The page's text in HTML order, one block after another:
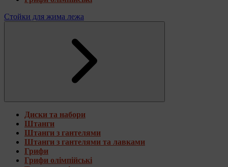
Стойки для жима лежа
Диски та набори
Штанги
Штанги з гантелями
Штанги з гантелями та лавками
Грифи
Грифи олімпійські